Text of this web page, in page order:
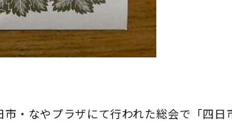
・なやプラザにて行われた総会で「四日